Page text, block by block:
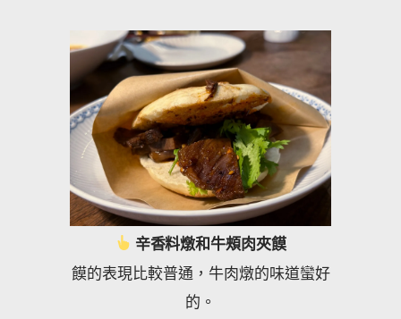
辛香料燉和牛頰肉夾饃
饃的表現比較普通，牛肉燉的味道蠻好
的。